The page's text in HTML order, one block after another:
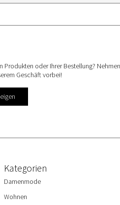
Produkten oder Ihrer Bestellung?
Geschäft vorbei!
Kategorien
Damenmode
Wohnen